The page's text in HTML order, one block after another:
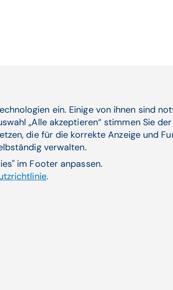
bei
Wir sprechen drei- bis
Daher ist
es um die
ein. Einige von ihnen sind
„Alle akzeptieren“ stimmen Sie
die für die korrekte Anzeige und
verwalten.
im Footer anpassen.
.